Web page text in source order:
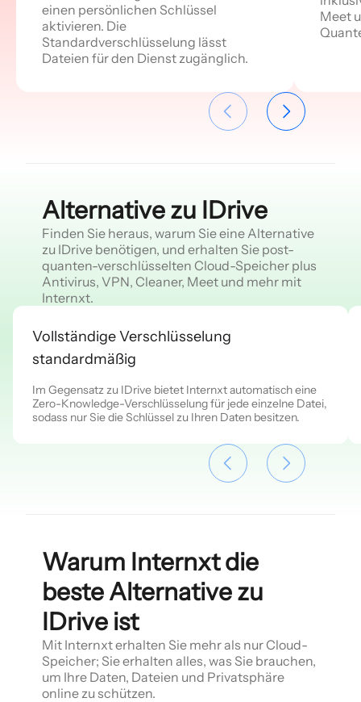
einen persönlichen Schlüssel
aktivieren. Die
Standardverschlüsselung lässt
Dateien für den Dienst zugänglich.
Meet
Alternative zu IDrive
Finden Sie heraus, warum Sie eine Alternative
zu IDrive benötigen, und erhalten Sie post-
quanten-verschlüsselten Cloud-Speicher plus
Antivirus, VPN, Cleaner, Meet und mehr mit
Internxt.
Vollständige Verschlüsselung
standardmäßig
Im Gegensatz zu IDrive bietet Internxt automatisch eine
Zero-Knowledge-Verschlüsselung für jede einzelne Datei,
sodass nur Sie die Schlüssel zu Ihren Daten besitzen.
Warum Internxt die
beste Alternative zu
IDrive ist
Mit Internxt erhalten Sie mehr als nur Cloud-
Speicher; Sie erhalten alles, was Sie brauchen,
um Ihre Daten, Dateien und Privatsphäre
online zu schützen.